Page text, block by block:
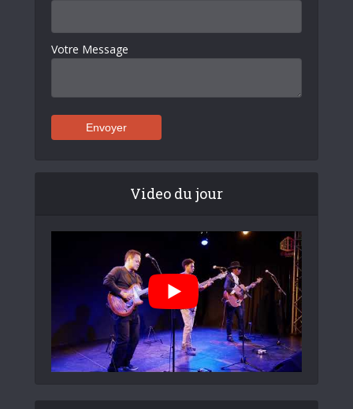
Votre Message
Video du jour